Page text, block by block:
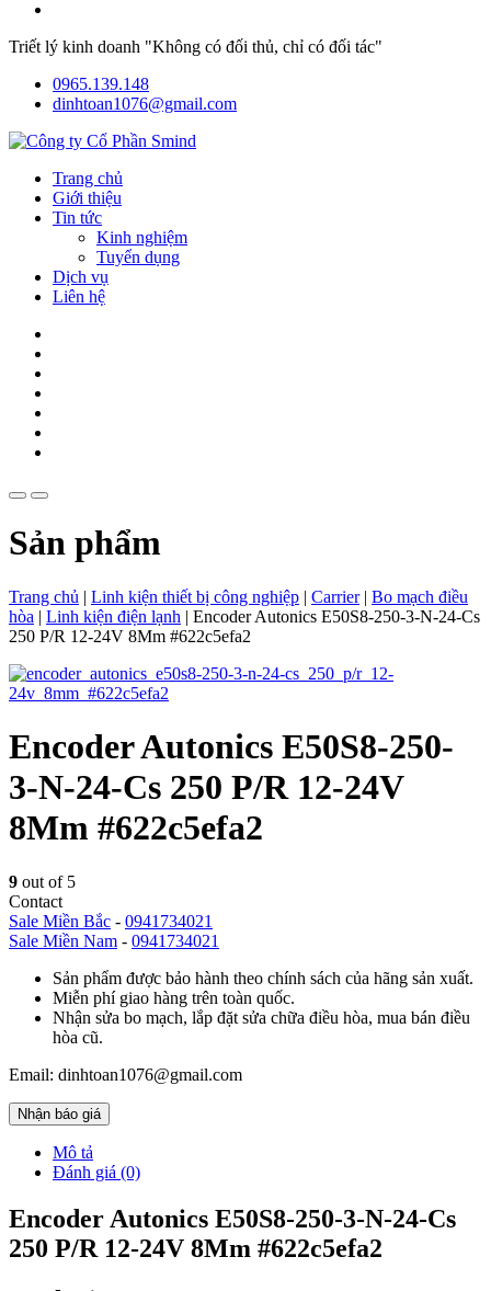
Triết lý kinh doanh "Không có đối thủ, chỉ có đối tác"
0965.139.148
dinhtoan1076@gmail.com
Trang chủ
Giới thiệu
Tin tức
Kinh nghiệm
Tuyển dụng
Dịch vụ
Liên hệ
Sản phẩm
Trang chủ | Linh kiện thiết bị công nghiệp | Carrier| Bo mạch điều
hòa | Linh kiện điện lạnh | Encoder Autonics E50S8-250-3-N-24-Cs
250 P/R 12-24V 8Mm #622c5efa2
Encoder Autonics E50S8-250-
3-N-24-Cs 250 P/R 12-24V
8Mm #622c5efa2
9 out of 5
Contact
Sale Miền Bắc - 0941734021
Sale Miền Nam - 0941734021
Sản phẩm được bảo hành theo chính sách của hãng sản xuất.
Miễn phí giao hàng trên toàn quốc.
Nhận sửa bo mạch, lắp đặt sửa chữa điều hòa, mua bán điều
hòa cũ.
Email: dinhtoan1076@gmail.com
Nhận báo giá
Mô tả
Đánh giá (0)
Encoder Autonics E50S8-250-3-N-24-Cs
250 P/R 12-24V 8Mm #622c5efa2